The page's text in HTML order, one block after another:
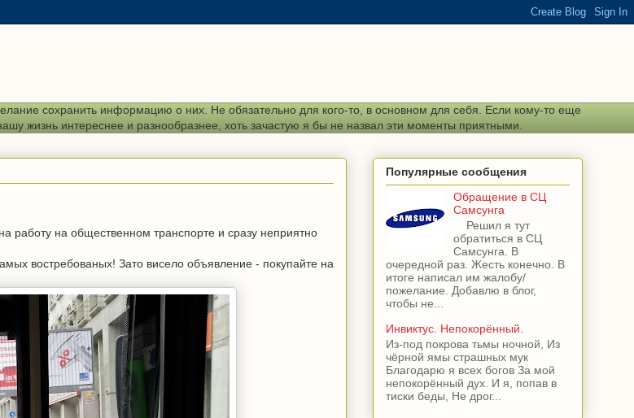
сохранить информацию о них. Не обязательно для кого-то, в основном для себя. Если кому-то еще
жизнь интереснее и разнообразнее, хоть зачастую я бы не назвал эти моменты приятными.
работу на общественном транспорте и сразу неприятно
востребованых! Зато висело объявление - покупайте на
Популярные сообщения
Обращение в СЦ
Самсунга
Решил я тут
обратиться в СЦ
Самсунга. В
очередной раз. Жесть конечно. В
итоге написал им жалобу/
пожелание. Добавлю в блог,
чтобы не...
Инвиктус. Непокорённый.
Из-под покрова тьмы ночной, Из
чёрной ямы страшных мук
Благодарю я всех богов За мой
непокорённый дух. И я, попав в
тиски беды, Не дрог...